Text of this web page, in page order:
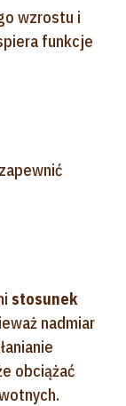
wzrostu i
funkcje
stosunek
nadmiar
obciążać